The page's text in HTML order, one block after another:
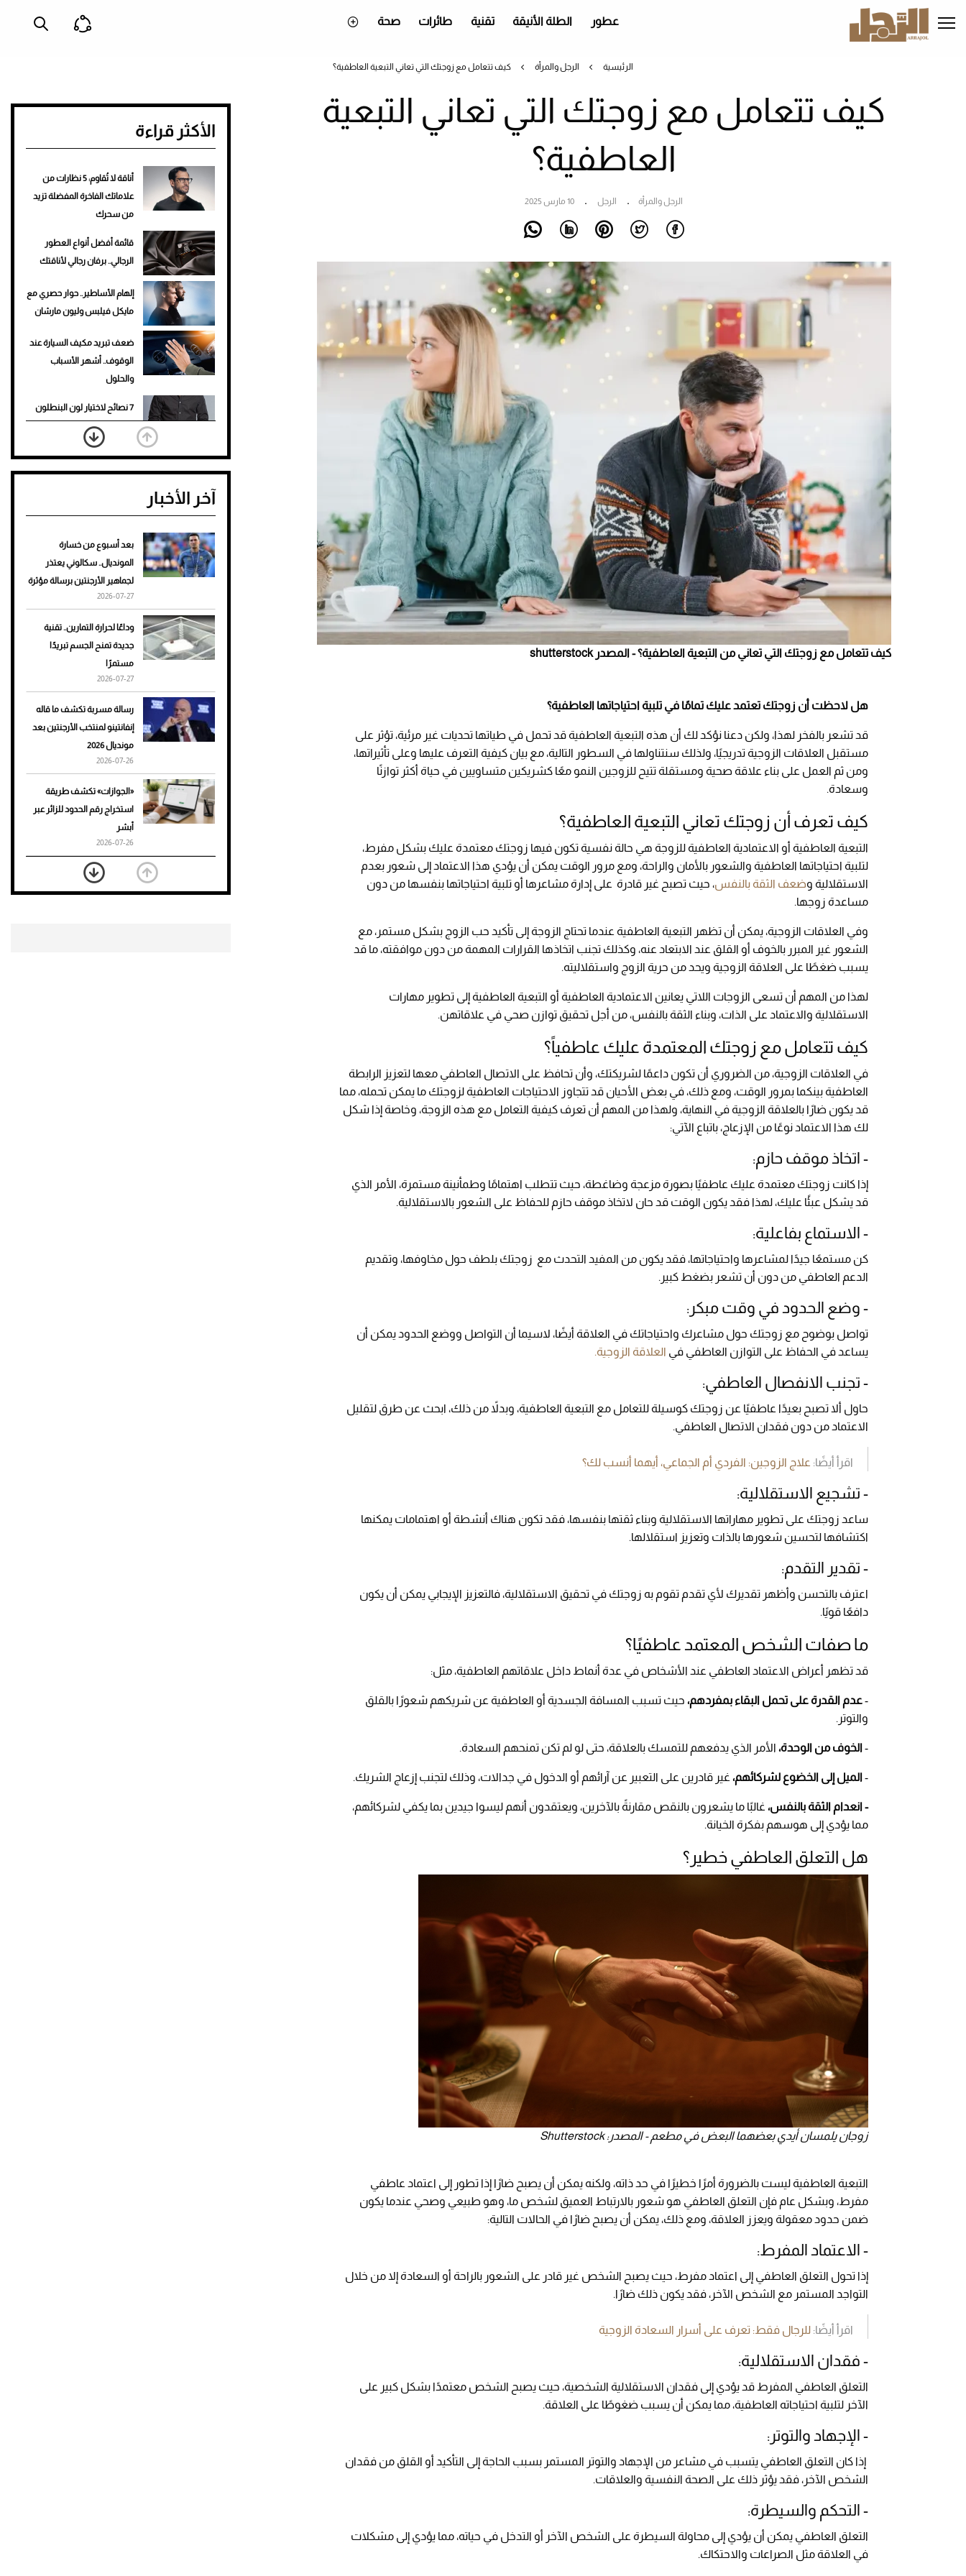
إلى
المحتوى
عطور الطلة الأنيقة تقنية طائرات صحة
الرئيسية الرجل والمرأة كيف تتعامل مع زوجتك التي تعاني التبعية العاطفية؟
كيف تتعامل مع زوجتك التي تعاني التبعية
العاطفية؟
الرجل والمرأة الرجل 10 مارس 2025
كيف تتعامل مع زوجتك التي تعاني من التبعية العاطفية؟ - المصدر shutterstock
هل لاحظت أن زوجتك تعتمد عليك تمامًا في تلبية احتياجاتها العاطفية؟
قد تشعر بالفخر لهذا، ولكن دعنا نؤكد لك أن هذه التبعية العاطفية قد تحمل في طياتها تحديات غير مرئية، تؤثر على
مستقبل العلاقات الزوجية تدريجيًا، ولذلك سنتناولها في السطور التالية، مع بيان كيفية التعرف عليها وعلى تأثيراتها،
ومن ثم العمل على بناء علاقة صحية ومستقلة تتيح للزوجين النمو معًا كشريكين متساويين في حياة أكثر توازنًا
وسعادة.
كيف تعرف أن زوجتك تعاني التبعية العاطفية؟
التبعية العاطفية أو الاعتمادية العاطفية للزوجة هي حالة نفسية تكون فيها زوجتك معتمدة عليك بشكل مفرط،
لتلبية احتياجاتها العاطفية والشعور بالأمان والراحة، ومع مرور الوقت يمكن أن يؤدي هذا الاعتماد إلى شعور بعدم
الاستقلالية وضعف الثقة بالنفس، حيث تصبح غير قادرة على إدارة مشاعرها أو تلبية احتياجاتها بنفسها من دون
مساعدة زوجها.
وفي العلاقات الزوجية، يمكن أن تظهر التبعية العاطفية عندما تحتاج الزوجة إلى تأكيد حب الزوج بشكل مستمر، مع
الشعور غير المبرر بالخوف أو القلق عند الابتعاد عنه، وكذلك تجنب اتخاذها القرارات المهمة من دون موافقته، ما قد
يسبب ضغطًا على العلاقة الزوجية ويحد من حرية الزوج واستقلاليته.
لهذا من المهم أن تسعى الزوجات اللاتي يعانين الاعتمادية العاطفية أو التبعية العاطفية إلى تطوير مهارات
الاستقلالية والاعتماد على الذات، وبناء الثقة بالنفس، من أجل تحقيق توازن صحي في علاقاتهن.
كيف تتعامل مع زوجتك المعتمدة عليك عاطفياً؟
في العلاقات الزوجية، من الضروري أن تكون داعمًا لشريكتك، وأن تحافظ على الاتصال العاطفي معها لتعزيز الرابطة
العاطفية بينكما بمرور الوقت، ومع ذلك، في بعض الأحيان قد تتجاوز الاحتياجات العاطفية لزوجتك ما يمكن تحمله، مما
قد يكون ضارًا بالعلاقة الزوجية في النهاية، ولهذا من المهم أن تعرف كيفية التعامل مع هذه الزوجة، وخاصة إذا شكل
لك هذا الاعتماد نوعًا من الإزعاج، باتباع الآتي:
- اتخاذ موقف حازم:
إذا كانت زوجتك معتمدة عليك عاطفيًا بصورة مزعجة وضاغطة، حيث تتطلب اهتمامًا وطمأنينة مستمرة، الأمر الذي
قد يشكل عبئًا عليك، لهذا فقد يكون الوقت قد حان لاتخاذ موقف حازم للحفاظ على الشعور بالاستقلالية.
- الاستماع بفاعلية:
كن مستمعًا جيدًا لمشاعرها واحتياجاتها، فقد يكون من المفيد التحدث مع زوجتك بلطف حول مخاوفها، وتقديم
الدعم العاطفي من دون أن تشعر بضغط كبير.
- وضع الحدود في وقت مبكر:
تواصل بوضوح مع زوجتك حول مشاعرك واحتياجاتك في العلاقة أيضًا، لاسيما أن التواصل ووضع الحدود يمكن أن
يساعد في الحفاظ على التوازن العاطفي في العلاقة الزوجية.
- تجنب الانفصال العاطفي:
حاول ألا تصبح بعيدًا عاطفيًا عن زوجتك كوسيلة للتعامل مع التبعية العاطفية، وبدلاً من ذلك، ابحث عن طرق لتقليل
الاعتماد من دون فقدان الاتصال العاطفي.
اقرأ أيضًا: علاج الزوجين: الفردي أم الجماعي، أيهما أنسب لك؟
- تشجيع الاستقلالية:
ساعد زوجتك على تطوير مهاراتها الاستقلالية وبناء ثقتها بنفسها، فقد تكون هناك أنشطة أو اهتمامات يمكنها
اكتشافها لتحسين شعورها بالذات وتعزيز استقلالها.
- تقدير التقدم:
اعترف بالتحسن وأظهر تقديرك لأي تقدم تقوم به زوجتك في تحقيق الاستقلالية، فالتعزيز الإيجابي يمكن أن يكون
دافعًا قويًا.
ما صفات الشخص المعتمد عاطفيًا؟
قد تظهر أعراض الاعتماد العاطفي عند الأشخاص في عدة أنماط داخل علاقاتهم العاطفية، مثل:
-عدم القدرة على تحمل البقاء بمفردهم، حيث تسبب المسافة الجسدية أو العاطفية عن شريكهم شعورًا بالقلق
والتوتر.
- الخوف من الوحدة، الأمر الذي يدفعهم للتمسك بالعلاقة، حتى لو لم تكن تمنحهم السعادة.
- الميل إلى الخضوع لشركائهم، غير قادرين على التعبير عن آرائهم أو الدخول في جدالات، وذلك لتجنب إزعاج الشريك.
- انعدام الثقة بالنفس، غالبًا ما يشعرون بالنقص مقارنةً بالآخرين، ويعتقدون أنهم ليسوا جيدين بما يكفي لشركائهم،
مما يؤدي إلى هوسهم بفكرة الخيانة.
هل التعلق العاطفي خطير؟
زوجان يلمسان أيدي بعضهما البعض في مطعم - المصدر: Shutterstock
التبعية العاطفية ليست بالضرورة أمرًا خطيرًا في حد ذاته، ولكنه يمكن أن يصبح ضارًا إذا تطور إلى اعتماد عاطفي
مفرط، وبشكل عام فإن التعلق العاطفي هو شعور بالارتباط العميق لشخص ما، وهو طبيعي وصحي عندما يكون
ضمن حدود معقولة ويعزز العلاقة، ومع ذلك، يمكن أن يصبح ضارًا في الحالات التالية:
- الاعتماد المفرط:
إذا تحول التعلق العاطفي إلى اعتماد مفرط، حيث يصبح الشخص غير قادر على الشعور بالراحة أو السعادة إلا من خلال
التواجد المستمر مع الشخص الآخر، فقد يكون ذلك ضارًا.
اقرأ أيضًا: للرجال فقط: تعرف على أسرار السعادة الزوجية
- فقدان الاستقلالية:
التعلق العاطفي المفرط قد يؤدي إلى فقدان الاستقلالية الشخصية، حيث يصبح الشخص معتمدًا بشكل كبير على
الآخر لتلبية احتياجاته العاطفية، مما يمكن أن يسبب ضغوطًا على العلاقة.
- الإجهاد والتوتر:
إذا كان التعلق العاطفي يتسبب في مشاعر من الإجهاد والتوتر المستمر بسبب الحاجة إلى التأكيد أو القلق من فقدان
الشخص الآخر، فقد يؤثر ذلك على الصحة النفسية والعلاقات.
- التحكم والسيطرة:
التعلق العاطفي يمكن أن يؤدي إلى محاولة السيطرة على الشخص الآخر أو التدخل في حياته، مما يؤدي إلى مشكلات
في العلاقة مثل الصراعات والاحتكاك.
الأكثر قراءة
أناقة لا تُقاوم: 5 نظارات من
علاماتك الفاخرة المفضلة تزيد
من سحرك
قائمة أفضل أنواع العطور
الرجالي.. برفان رجالي لأناقتك
إلهام الأساطير.. حوار حصري مع
مايكل فيلبس وليون مارشان
ضعف تبريد مكيف السيارة عند
الوقوف.. أشهر الأسباب
والحلول
7 نصائح لاختيار لون البنطلون
المناسب للقميص الأسود
نرى المستقبل من خلال
تصميماتنا.. كيف حجزت 1886
تمنحك فخامة استثنائية
هوى الأبطال
أفضل تدريج للشعر الطويل
لإطلالة جريئة وعصرية
للرجال
آخر الأخبار
بعد أسبوع من خسارة
المونديال.. سكالوني يعتذر
لجماهير الأرجنتين برسالة مؤثرة
2026-07-27
وداعًا لحرارة التمارين.. تقنية
جديدة تمنح الجسم تبريدًا
مستمرًا
2026-07-27
رسالة مسربة تكشف ما قاله
إنفانتينو لمنتخب الأرجنتين بعد
مونديال 2026
2026-07-26
«الجوازات» تكشف طريقة
استخراج رقم الحدود للزائر عبر
أبشر
2026-07-26
بعد 7 أشهر من تعرضه لحادث
مروع.. جوشوا يفوز على برينغا